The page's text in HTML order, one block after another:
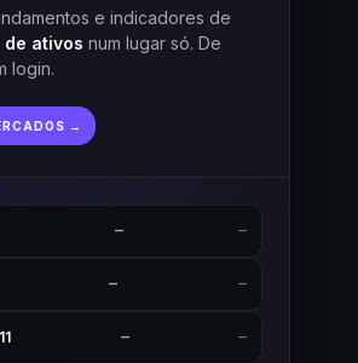
e indicadores de
ativos num lugar só. De
login.
→
— —
— —
— —